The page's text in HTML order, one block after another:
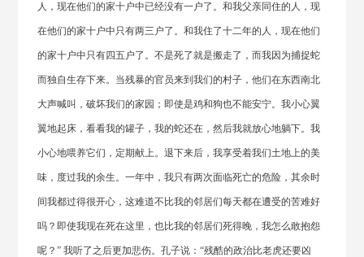
人，现在他们的家十户中已经没有一户了。和我父亲同住的人，现
在他们的家十户中只有两三户了。和我住了十二年的人，现在他们
的家十户中只有四五户了。不是死了就是搬走了，而我因为捕捉蛇
而独自生存下来。当残暴的官员来到我们的村子，他们在东西南北
大声喊叫，破坏我们的家园；即使是鸡和狗也不能安宁。我小心翼
翼地起床，看看我的罐子，我的蛇还在，然后我就放心地躺下。我
小心地喂养它们，定期献上。退下来后，我享受着我们土地上的美
味，度过我的余生。一年中，我只有两次面临死亡的危险，其余时
间我都过得很开心，这难道不比我的邻居们每天都在遭受的苦难好
吗？即使我现在死在这里，也比我的邻居们死得晚，我怎么敢抱怨
呢？” 我听了之后更加悲伤。孔子说：“残酷的政治比老虎还要凶